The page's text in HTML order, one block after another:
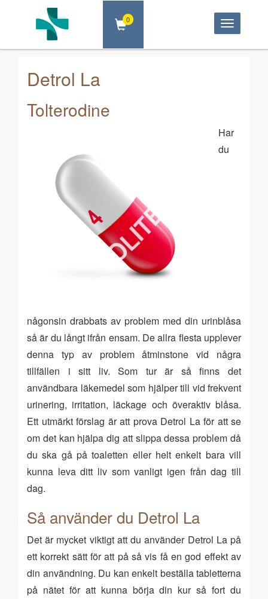
Toggle
0
Detrol La
Tolterodine
Har
du
någonsin drabbats av problem med din urinblåsa
så är du långt ifrån ensam. De allra flesta upplever
denna typ av problem åtminstone vid några
tillfällen i sitt liv. Som tur är så finns det
användbara läkemedel som hjälper till vid frekvent
urinering, irritation, läckage och överaktiv blåsa.
Ett utmärkt förslag är att prova Detrol La för att se
om det kan hjälpa dig att slippa dessa problem då
du ska gå på toaletten eller helt enkelt bara vill
kunna leva ditt liv som vanligt igen från dag till
dag.
Så använder du Detrol La
Det är mycket viktigt att du använder Detrol La på
ett korrekt sätt för att på så vis få en god effekt av
din användning. Du kan enkelt beställa tabletterna
på nätet för att kunna börja din kur så fort du